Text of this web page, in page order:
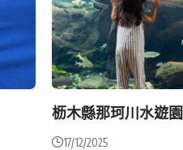
枥木縣那珂川水遊園
17/12/2025